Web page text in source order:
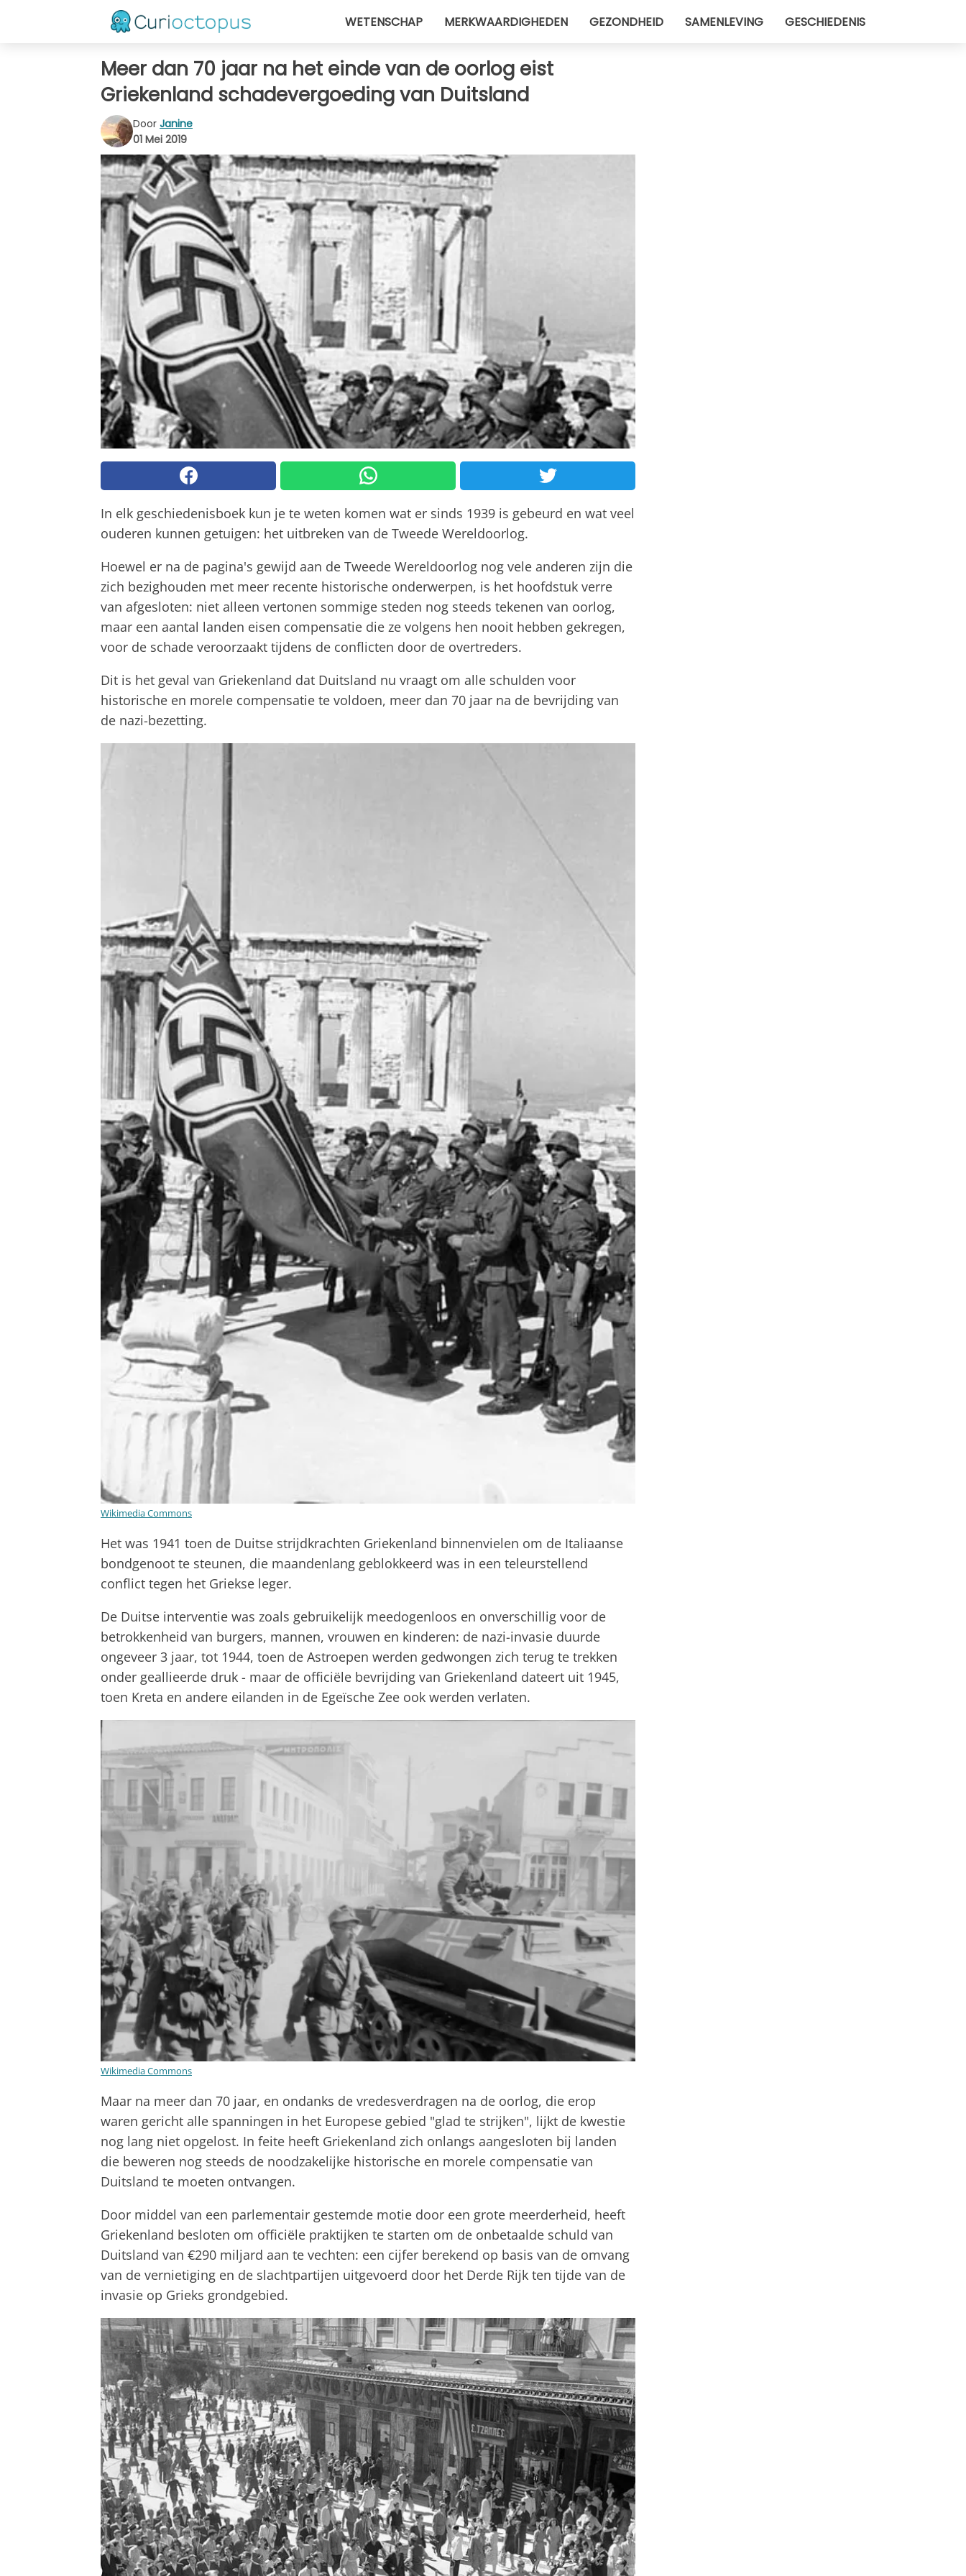
WETENSCHAP MERKWAARDIGHEDEN GEZONDHEID SAMENLEVING GESCHIEDENIS
Meer dan 70 jaar na het einde van de oorlog eist
Griekenland schadevergoeding van Duitsland
Door Janine
01 Mei 2019
In elk geschiedenisboek kun je te weten komen wat er sinds 1939 is gebeurd en wat veel
ouderen kunnen getuigen: het uitbreken van de Tweede Wereldoorlog.
Hoewel er na de pagina's gewijd aan de Tweede Wereldoorlog nog vele anderen zijn die
zich bezighouden met meer recente historische onderwerpen, is het hoofdstuk verre
van afgesloten: niet alleen vertonen sommige steden nog steeds tekenen van oorlog,
maar een aantal landen eisen compensatie die ze volgens hen nooit hebben gekregen,
voor de schade veroorzaakt tijdens de conflicten door de overtreders.
Dit is het geval van Griekenland dat Duitsland nu vraagt om alle schulden voor
historische en morele compensatie te voldoen, meer dan 70 jaar na de bevrijding van
de nazi-bezetting.
Wikimedia Commons
Het was 1941 toen de Duitse strijdkrachten Griekenland binnenvielen om de Italiaanse
bondgenoot te steunen, die maandenlang geblokkeerd was in een teleurstellend
conflict tegen het Griekse leger.
De Duitse interventie was zoals gebruikelijk meedogenloos en onverschillig voor de
betrokkenheid van burgers, mannen, vrouwen en kinderen: de nazi-invasie duurde
ongeveer 3 jaar, tot 1944, toen de Astroepen werden gedwongen zich terug te trekken
onder geallieerde druk - maar de officiële bevrijding van Griekenland dateert uit 1945,
toen Kreta en andere eilanden in de Egeïsche Zee ook werden verlaten.
Wikimedia Commons
Maar na meer dan 70 jaar, en ondanks de vredesverdragen na de oorlog, die erop
waren gericht alle spanningen in het Europese gebied "glad te strijken", lijkt de kwestie
nog lang niet opgelost. In feite heeft Griekenland zich onlangs aangesloten bij landen
die beweren nog steeds de noodzakelijke historische en morele compensatie van
Duitsland te moeten ontvangen.
Door middel van een parlementair gestemde motie door een grote meerderheid, heeft
Griekenland besloten om officiële praktijken te starten om de onbetaalde schuld van
Duitsland van €290 miljard aan te vechten: een cijfer berekend op basis van de omvang
van de vernietiging en de slachtpartijen uitgevoerd door het Derde Rijk ten tijde van de
invasie op Grieks grondgebied.